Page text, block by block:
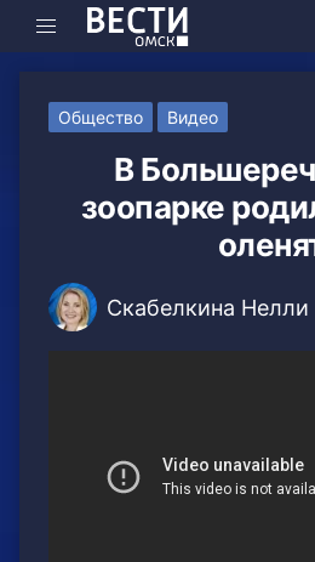
Общество Видео
В
зоопарке
Скабелкина Нелли